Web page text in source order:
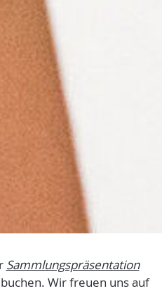
Sammlungspräsentation
Wir freuen uns auf